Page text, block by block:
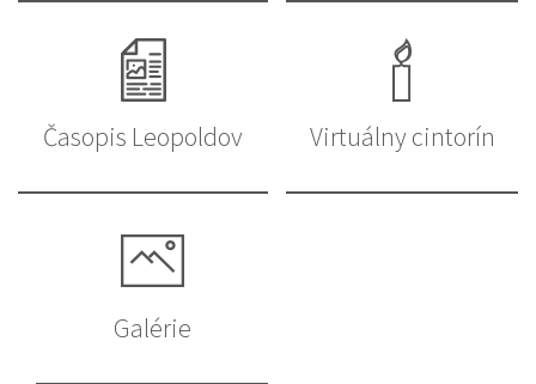
Časopis Leopoldov Virtuálny cintorín
Galérie